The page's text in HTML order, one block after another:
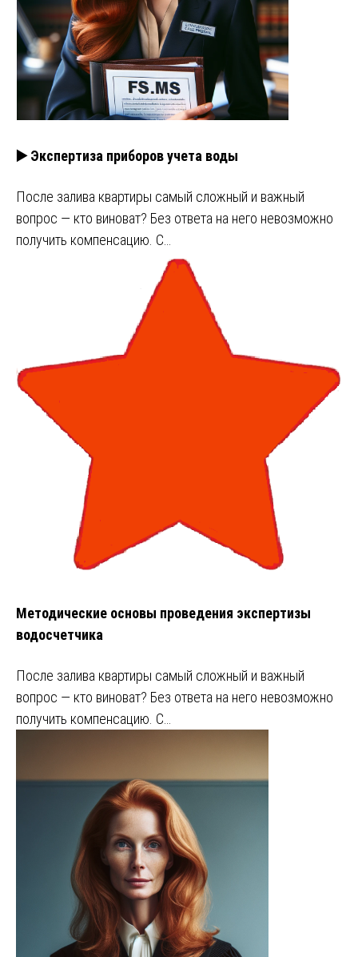
▶️ Экспертиза приборов учета воды
После залива квартиры самый сложный и важный
вопрос — кто виноват? Без ответа на него невозможно
получить компенсацию. С…
Методические основы проведения экспертизы
водосчетчика
После залива квартиры самый сложный и важный
вопрос — кто виноват? Без ответа на него невозможно
получить компенсацию. С…